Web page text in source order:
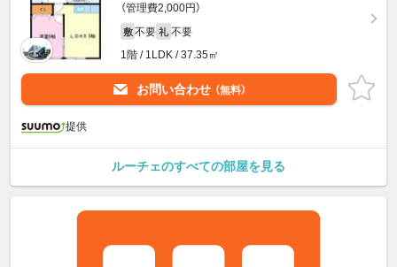
（管理費2,000円）
敷 不要 礼 不要
1階 / 1LDK / 37.35㎡
お問い合わせ （無料）
提供
ルーチェのすべての部屋を見る